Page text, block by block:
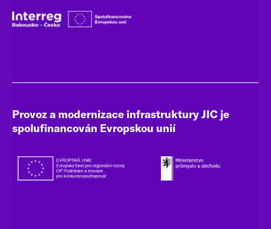
Provoz a modernizace infrastruktury JIC je
spolufinancován Evropskou unií